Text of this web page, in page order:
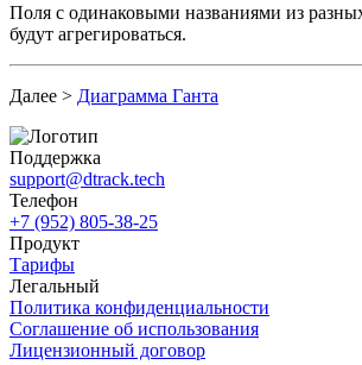
Поля с одинаковыми названиями из
будут агрегироваться.
Далее > Диаграмма Ганта
Поддержка
support@dtrack.tech
Телефон
+7 (952) 805-38-25
Продукт
Тарифы
Легальный
Политика конфиденциальности
Соглашение об использования
Лицензионный договор